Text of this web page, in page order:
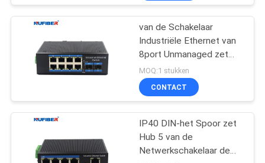
van de Schakelaar
Industriële Ethernet van
8port Unmanaged zet
het Industriële de
Schakelaardin Spoor op
MOQ:1 stukken
CONTACT
IP40 DIN-het Spoor zet
Hub 5 van de
Netwerkschakelaar de